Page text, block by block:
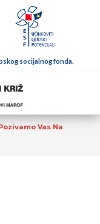
socijalnog fonda.
Vas Na